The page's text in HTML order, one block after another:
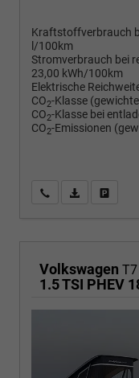
Kraftstoffverbrauch
l/100km
Stromverbrauch bei
23,00 kWh/100km
Elektrische
CO2-Klasse
CO2-Klasse bei
CO2-Emissionen
Wir rufen Sie an
PDF-
Volkswagen